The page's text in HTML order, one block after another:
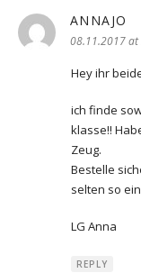
ANNAJO
08.11.2017 at
Hey ihr
ich finde
klasse!!
Zeug.
Bestelle
selten so
LG Anna
REPLY